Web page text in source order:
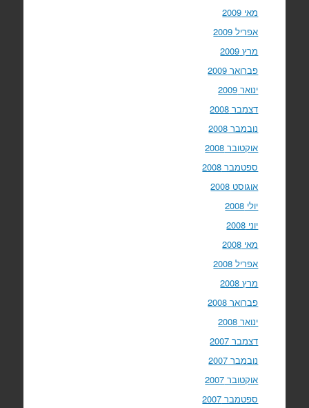
מאי 2009
אפריל 2009
מרץ 2009
פברואר 2009
ינואר 2009
דצמבר 2008
נובמבר 2008
אוקטובר 2008
ספטמבר 2008
אוגוסט 2008
יולי 2008
יוני 2008
מאי 2008
אפריל 2008
מרץ 2008
פברואר 2008
ינואר 2008
דצמבר 2007
נובמבר 2007
אוקטובר 2007
ספטמבר 2007